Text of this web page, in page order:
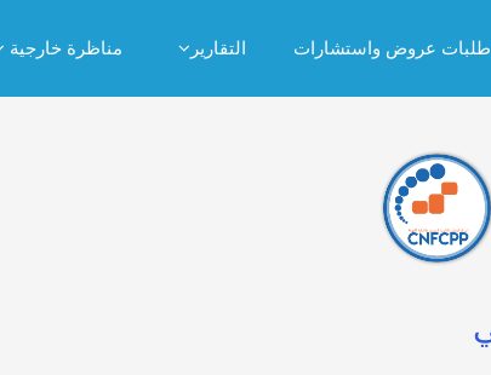
طلبات عروض واستشارات التقارير مناظرة خارجية 2025